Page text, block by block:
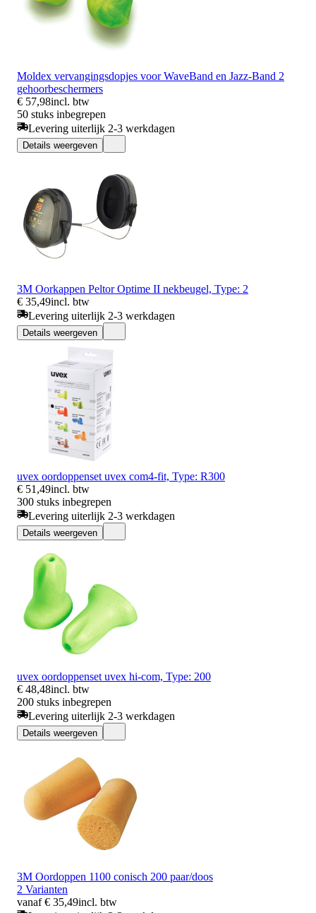
Moldex vervangingsdopjes voor WaveBand en Jazz-Band 2
gehoorbeschermers
€ 57,98incl. btw
50 stuks inbegrepen
Levering uiterlijk 2-3 werkdagen
Details weergeven
3M Oorkappen Peltor Optime II nekbeugel, Type: 2
€ 35,49incl. btw
Levering uiterlijk 2-3 werkdagen
Details weergeven
uvex oordoppenset uvex com4-fit, Type: R300
€ 51,49incl. btw
300 stuks inbegrepen
Levering uiterlijk 2-3 werkdagen
Details weergeven
uvex oordoppenset uvex hi-com, Type: 200
€ 48,48incl. btw
200 stuks inbegrepen
Levering uiterlijk 2-3 werkdagen
Details weergeven
3M Oordoppen 1100 conisch 200 paar/doos
2 Varianten
vanaf € 35,49incl. btw